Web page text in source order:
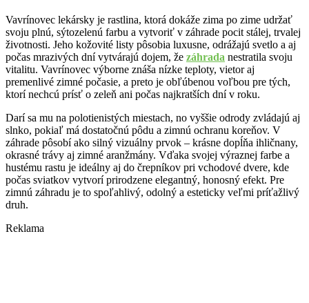
Vavrínovec lekársky je rastlina, ktorá dokáže zima po zime udržať
svoju plnú, sýtozelenú farbu a vytvoriť v záhrade pocit stálej, trvalej
životnosti. Jeho kožovité listy pôsobia luxusne, odrážajú svetlo a aj
počas mrazivých dní vytvárajú dojem, že záhrada nestratila svoju
vitalitu. Vavrínovec výborne znáša nízke teploty, vietor aj
premenlivé zimné počasie, a preto je obľúbenou voľbou pre tých,
ktorí nechcú prísť o zeleň ani počas najkratších dní v roku.
Darí sa mu na polotienistých miestach, no vyššie odrody zvládajú aj
slnko, pokiaľ má dostatočnú pôdu a zimnú ochranu koreňov. V
záhrade pôsobí ako silný vizuálny prvok – krásne dopĺňa ihličnany,
okrasné trávy aj zimné aranžmány. Vďaka svojej výraznej farbe a
hustému rastu je ideálny aj do črepníkov pri vchodové dvere, kde
počas sviatkov vytvorí prirodzene elegantný, honosný efekt. Pre
zimnú záhradu je to spoľahlivý, odolný a esteticky veľmi príťažlivý
druh.
Reklama